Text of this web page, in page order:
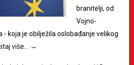
branitelji, od
Vojno-
- koja je obilježila oslobađanje velikog
više… →